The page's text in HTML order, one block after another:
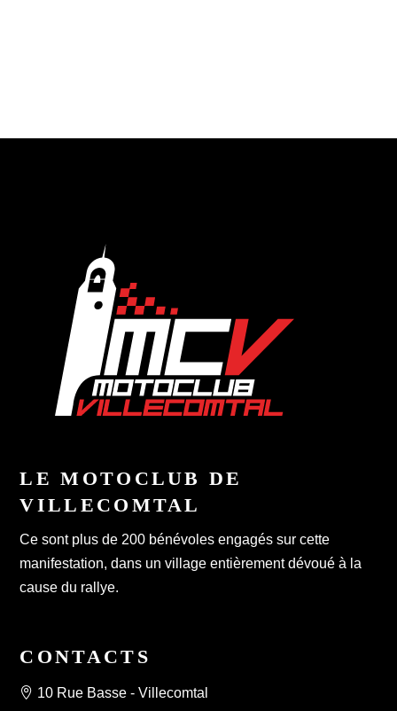
LE MOTOCLUB DE
VILLECOMTAL
Ce sont plus de 200 bénévoles engagés sur cette
manifestation, dans un village entièrement dévoué à la
cause du rallye.
CONTACTS
10 Rue Basse - Villecomtal